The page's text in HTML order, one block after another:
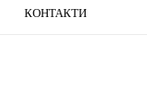
КОНТАКТИ